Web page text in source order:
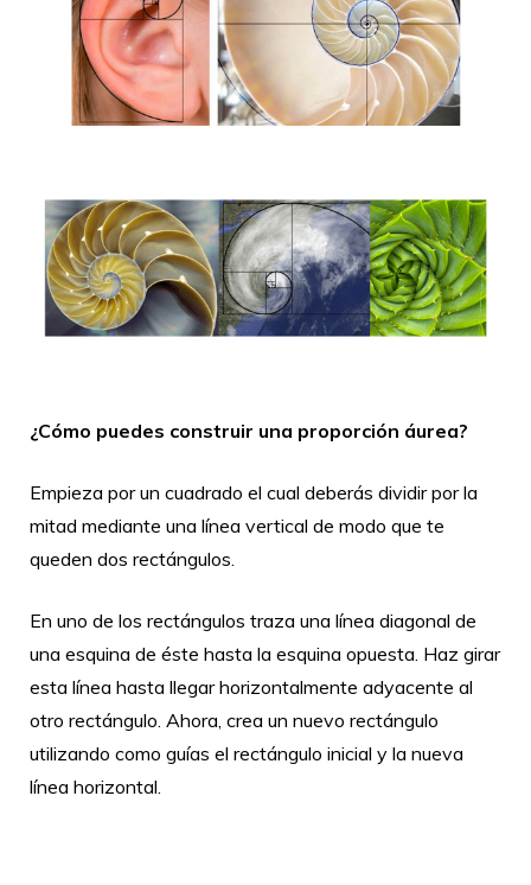
¿Cómo puedes construir una proporción áurea?
Empieza por un cuadrado el cual deberás dividir por la
mitad mediante una línea vertical de modo que te
queden dos rectángulos.
En uno de los rectángulos traza una línea diagonal de
una esquina de éste hasta la esquina opuesta. Haz girar
esta línea hasta llegar horizontalmente adyacente al
otro rectángulo. Ahora, crea un nuevo rectángulo
utilizando como guías el rectángulo inicial y la nueva
línea horizontal.